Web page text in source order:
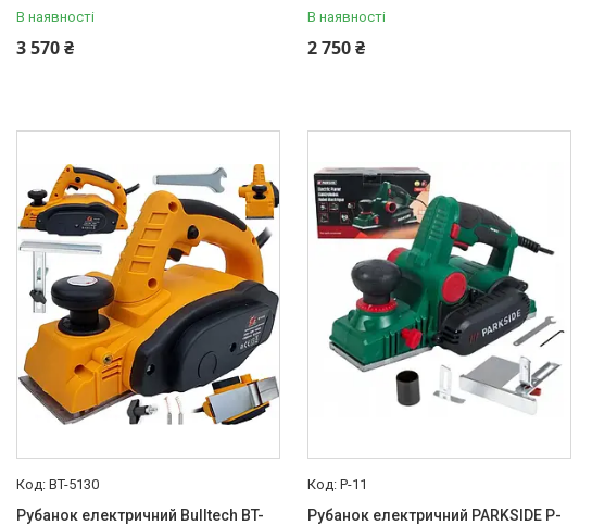
В наявності
3 570 ₴
В наявності
2 750 ₴
BT-5130
Рубанок електричний Bulltech BT-
P-11
Рубанок електричний PARKSIDE P-